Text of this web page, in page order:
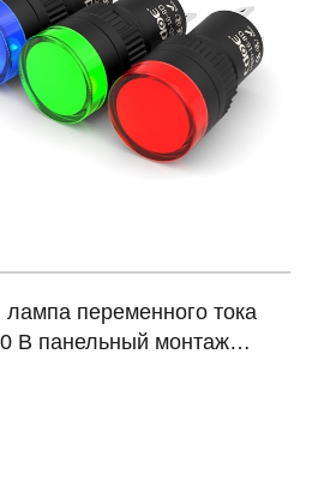
переменного тока
В панельный монтаж
красной подсветкой